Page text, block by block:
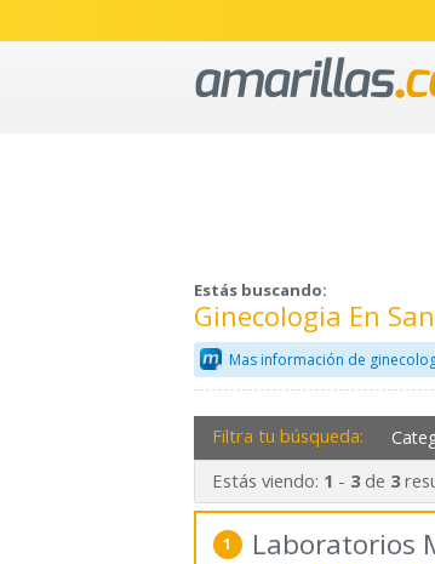
Estás buscando:
Ginecologia En
Mas información de
Filtra tu búsqueda:
Estás viendo: 1 - 3de 3
1 Laboratorios